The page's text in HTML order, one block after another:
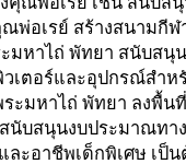
ณพ่อเรย์ สร้างสนามกีฬ
มหาไถ่ พัทยา สนับส
เตอร์และอุปกรณ์สำห
ะมหาไถ่ พัทยา ลงพื้น
นับสนุนงบประมาณทา
ะอาชีพเด็กพิเศษ เป็